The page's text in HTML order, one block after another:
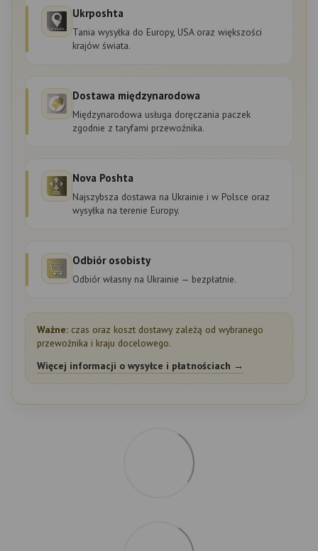
Ukrposhta
Tania wysyłka do Europy, USA oraz większości
krajów świata.
Dostawa międzynarodowa
Międzynarodowa usługa doręczania paczek
zgodnie z taryfami przewoźnika.
Nova Poshta
Najszybsza dostawa na Ukrainie i w Polsce oraz
wysyłka na terenie Europy.
Odbiór osobisty
Odbiór własny na Ukrainie — bezpłatnie.
Ważne: czas oraz koszt dostawy zależą od wybranego
przewoźnika i kraju docelowego.
Więcej informacji o wysyłce i płatnościach →